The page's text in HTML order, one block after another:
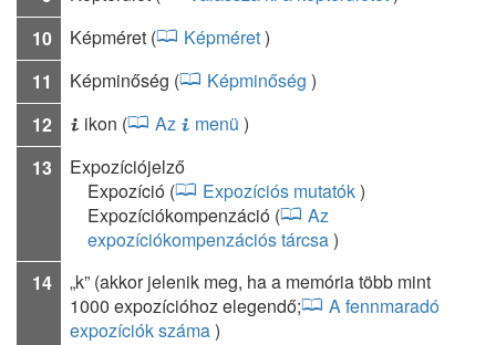
10
Képméret ( Képméret)
11
Képminőség ( Képminőség )
12
i ikon ( Az i menü )
13
Expozíciójelző
Expozíció (
Expozíciós mutatók)
Expozíciókompenzáció (
Az
expozíciókompenzációs tárcsa)
14
„k” (akkor jelenik meg, ha a memória több mint
1000 expozícióhoz elegendő;
A fennmaradó
expozíciók száma)